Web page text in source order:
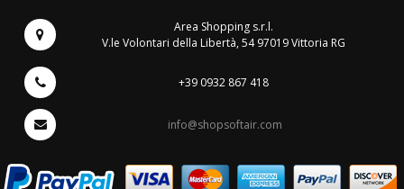
Area Shopping s.r.l.
V.le Volontari della Libertà, 5497019 Vittoria RG
+39 0932 867 418
info@shopsoftair.com